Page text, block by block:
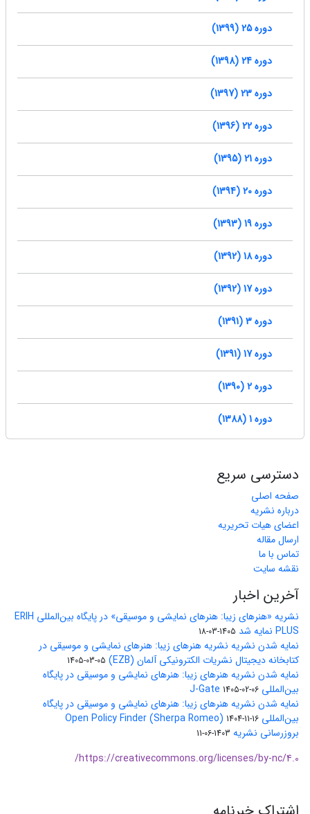
دوره 25 (1399)
دوره 24 (1398)
دوره 23 (1397)
دوره 22 (1396)
دوره 21 (1395)
دوره 20 (1394)
دوره 19 (1393)
دوره 18 (1392)
دوره 17 (1392)
دوره 3 (1391)
دوره 17 (1391)
دوره 2 (1390)
دوره 1 (1388)
دسترسی سریع
صفحه اصلی
درباره نشریه
اعضای هیات تحریریه
ارسال مقاله
تماس با ما
نقشه سایت
آخرین اخبار
نشریه «هنرهای زیبا: هنرهای نمایشی و موسیقی» در پایگاه بین‌المللی ERIH
PLUS نمایه شد
1405-03-18
نمایه شدن نشریه نشریه هنرهای زیبا: هنرهای نمایشی و موسیقی در
کتابخانه دیجیتال نشریات الکترونیکی آلمان (EZB)
1405-03-05
نمایه شدن نشریه هنرهای زیبا: هنرهای نمایشی و موسیقی در پایگاه
بین‌المللی J-Gate 1405-02-06
نمایه شدن نشریه هنرهای زیبا: هنرهای نمایشی و موسیقی در پایگاه
بین‌المللی Open Policy Finder (Sherpa Romeo) 1404-11-16
بروزرسانی نشریه 1403-06-11
https://creativecommons.org/licenses/by-nc/4.0/